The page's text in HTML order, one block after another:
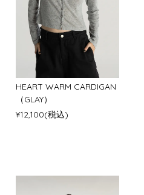
HEART WARM CARDIGAN
（GLAY）
¥12,100(税込)